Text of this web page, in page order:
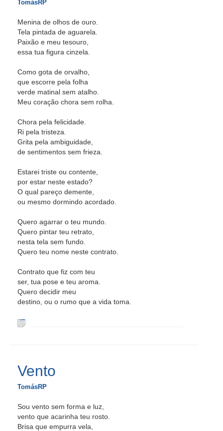
TomásRP
Menina de olhos de ouro.
Tela pintada de aguarela.
Paixão e meu tesouro,
essa tua figura cinzela.
Como gota de orvalho,
que escorre pela folha
verde matinal sem atalho.
Meu coração chora sem rolha.
Chora pela felicidade.
Ri pela tristeza.
Grita pela ambiguidade,
de sentimentos sem frieza.
Estarei triste ou contente,
por estar neste estado?
O qual pareço demente,
ou mesmo dormindo acordado.
Quero agarrar o teu mundo.
Quero pintar teu retrato,
nesta tela sem fundo.
Quero teu nome neste contrato.
Contrato que fiz com teu
ser, tua pose e teu aroma.
Quero decidir meu
destino, ou o rumo que a vida toma.
Vento
TomásRP
Sou vento sem forma e luz,
vento que acarinha teu rosto.
Brisa que empurra vela,